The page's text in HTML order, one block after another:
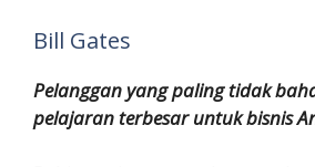
Bill Gates
Pelanggan yang paling tidak
pelajaran terbesar untuk bisnis